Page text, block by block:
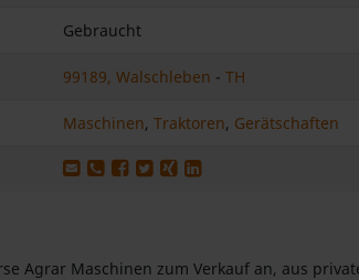
Gebraucht
99189, Walschleben - TH
Maschinen, Traktoren, Gerätschaften
Produkt per E-Mail weiterleiten
Produkt per WhatsApp weiterleiten
Produkt auf Facebook teilen
Produkt auf X teilen
Produkt auf XING teilen
Produkt auf LinkedIn
Agrar Maschinen zum Verkauf an, aus